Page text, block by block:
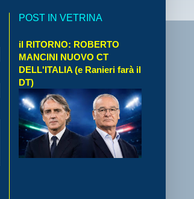
POST IN VETRINA
il RITORNO: ROBERTO
MANCINI NUOVO CT
DELL'ITALIA (e Ranieri farà il
DT)